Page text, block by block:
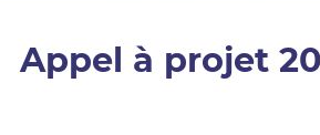
Appel à projet